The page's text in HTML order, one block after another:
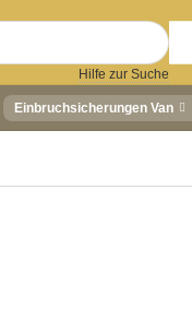
Hilfe zur Suche
Einbruchsicherungen Van